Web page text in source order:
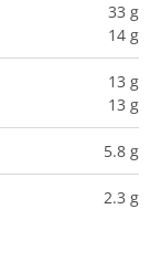
33 g
14 g
13 g
13 g
5.8 g
2.3 g